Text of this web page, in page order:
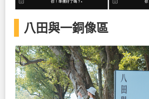
八田與一銅像區